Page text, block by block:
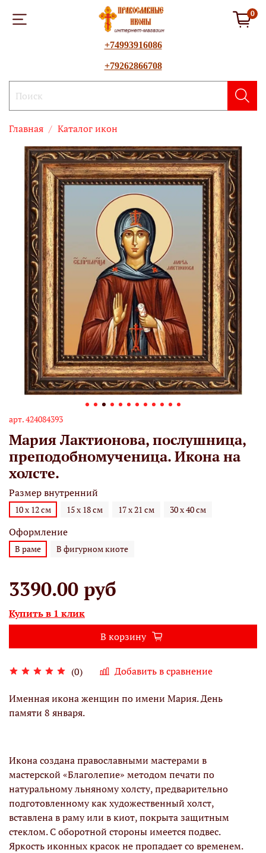
0
+74993916086
+79262866708
Главная Каталог икон
арт.424084393
Мария Лактионова, послушница,
преподобномученица. Икона на
холсте.
(0) Добавить в сравнение
Размер внутренний
10 х 12 см 15 х 18 см 17 х 21 см 30 х 40 см
Оформление
В раме В фигурном киоте
3390.00 руб
Купить в 1 клик
В корзину
Именная икона женщин по имени Мария. День
памяти 8 января.
Икона создана православными мастерами в
мастерской «Благолепие» методом печати по
натуральному льняному холсту, предварительно
подготовленному как художественный холст,
вставлена в раму или в киот, покрыта защитным
стеклом. С оборотной стороны имеется подвес.
Яркость иконных красок не пропадает со временем.